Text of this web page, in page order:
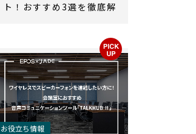
ト！おすすめ3選を徹底解
お役立ち情報